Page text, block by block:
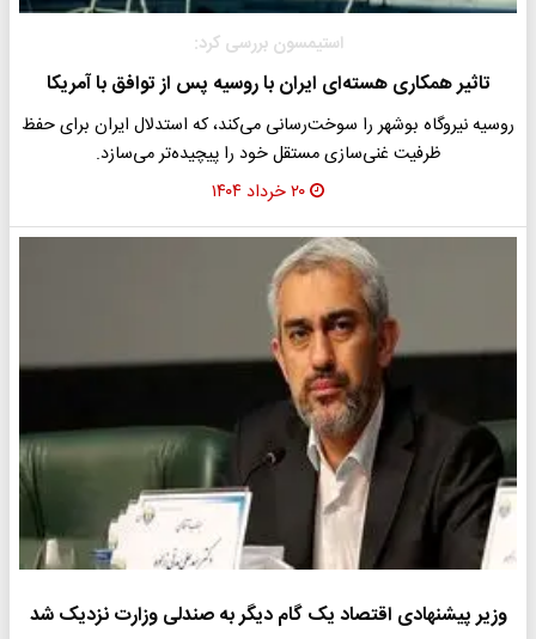
استیمسون بررسی کرد:
تاثیر همکاری هسته‌ای ایران با روسیه پس از توافق با آمریکا
روسیه نیروگاه بوشهر را سوخت‌رسانی می‌کند، که استدلال ایران برای حفظ
ظرفیت غنی‌سازی مستقل خود را پیچیده‌تر می‌سازد.
۲۰ خرداد ۱۴۰۴
وزیر پیشنهادی اقتصاد یک گام دیگر به صندلی وزارت نزدیک شد